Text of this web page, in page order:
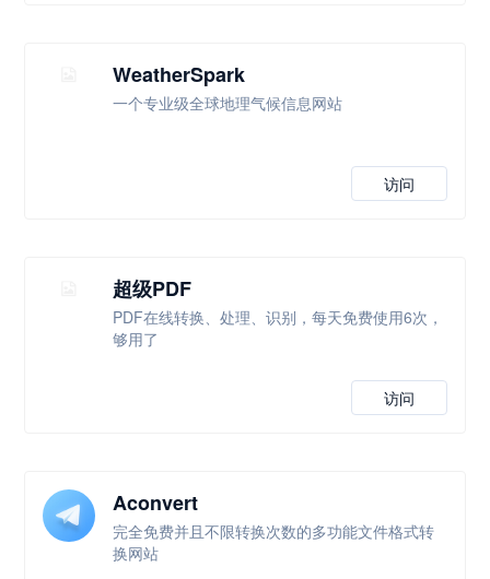
WeatherSpark
一个专业级全球地理气候信息网站
访问
超级PDF
PDF在线转换、处理、识别，每天免费使用6次，
够用了
访问
Aconvert
完全免费并且不限转换次数的多功能文件格式转
换网站